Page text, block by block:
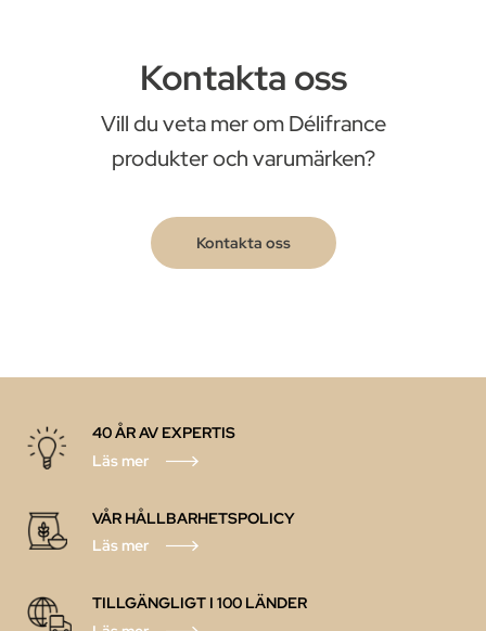
Kontakta oss
Vill du veta mer om Délifrance
produkter och varumärken?
Kontakta oss
40 ÅR AV EXPERTIS
Läs mer
VÅR HÅLLBARHETSPOLICY
Läs mer
TILLGÄNGLIGT I 100 LÄNDER